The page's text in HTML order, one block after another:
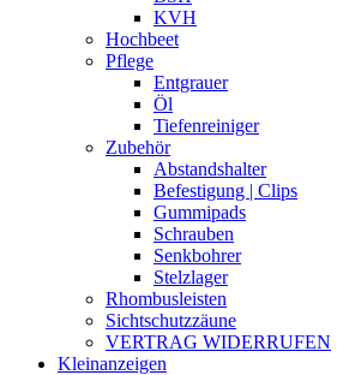
KVH
Hochbeet
Pflege
Entgrauer
Öl
Tiefenreiniger
Zubehör
Abstandshalter
Befestigung | Clips
Gummipads
Schrauben
Senkbohrer
Stelzlager
Rhombusleisten
Sichtschutzzäune
VERTRAG WIDERRUFEN
Kleinanzeigen